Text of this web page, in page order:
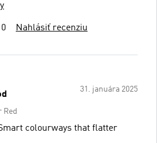
0 Nahlásiť recenziu
31. januára 2025
Red
fit, airy, sporty Smart colourways that flatter